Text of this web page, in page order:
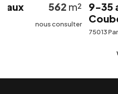
562m²
nous consulter
9-35
75013 Paris